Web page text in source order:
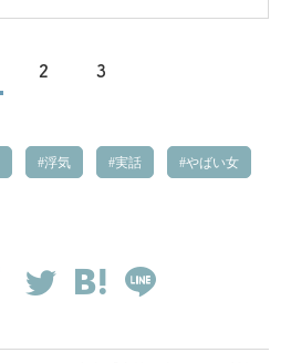
とに
2 3
浮気 実話 やばい女